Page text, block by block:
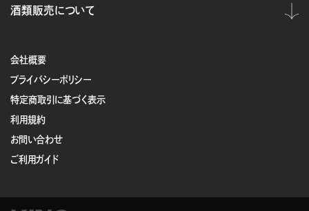
会社概要
プライバシーポリシー
特定商取引に基づく表示
利用規約
お問い合わせ
ご利用ガイド
酒類販売について